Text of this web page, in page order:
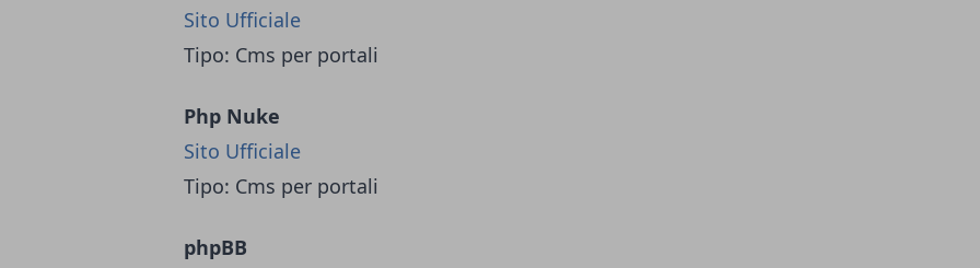
Sito Ufficiale
Tipo: Cms per portali
Php Nuke
Sito Ufficiale
Tipo: Cms per portali
phpBB